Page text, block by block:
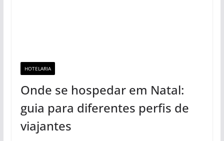
HOTELARIA
Onde se hospedar em Natal:
guia para diferentes perfis de
viajantes